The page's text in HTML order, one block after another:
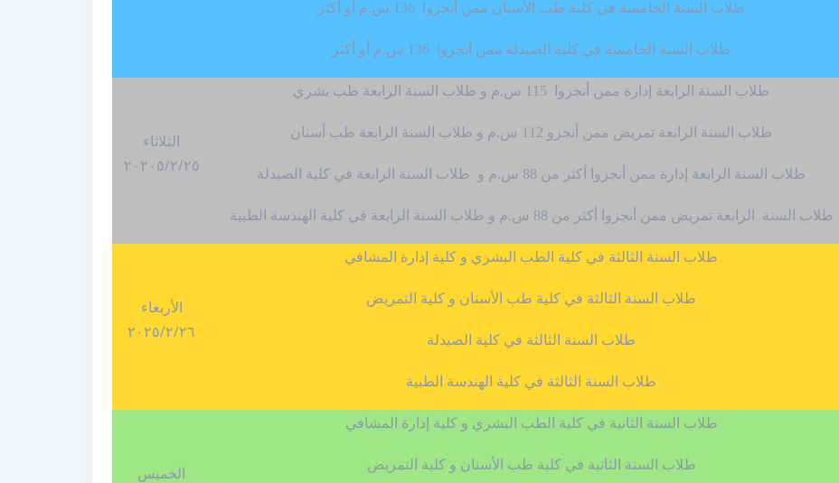
طلاب السنة الخامسة في كلية طب الأسنان ممن أنجزوا 136 س.م أو أكثر
طلاب السنة الخامسة في كلية الصيدلة ممن أنجزوا 136 س.م أو أكثر
طلاب السنة الرابعة إدارة ممن أنجزوا 115 س.م و طلاب السنة الرابعة طب بشري
الثلاثاء
٢٠٢٠٥/٢/٢٥
طلاب السنة الرابعة تمريض ممن أنجزو 112 س.م و طلاب السنة الرابعة طب أسنان
طلاب السنة الرابعة إدارة ممن أنجزوا أكثر من 88 س.م و طلاب السنة الرابعة في كلية الصيدلة
طلاب السنة الرابعة تمريض ممن أنجزوا أكثر من 88 س.م و طلاب السنة الرابعة في كلية الهندسة الطبية
طلاب السنة الثالثة في كلية الطب البشري و كلية إدارة المشافي
الأربعاء
٢٠٢٥/٢/٢٦
طلاب السنة الثالثة في كلية طب الأسنان و كلية التمريض
طلاب السنة الثالثة في كلية الصيدلة
طلاب السنة الثالثة في كلية الهندسة الطبية
طلاب السنة الثانية في كلية الطب البشري و كلية إدارة المشافي
الخميس
طلاب السنة الثانية في كلية طب الأسنان و كلية التمريض